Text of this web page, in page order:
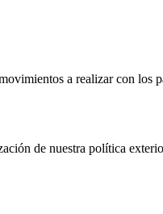
a realizar con los
de nuestra política